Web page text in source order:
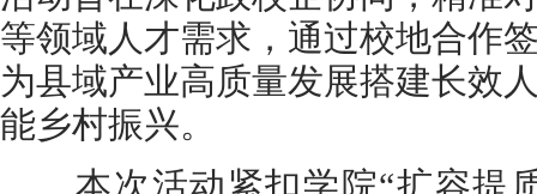
等领域人才需求，通过校地合作
为县域产业高质量发展搭建长效
能乡村振兴。
本次活动紧扣学院“扩容提